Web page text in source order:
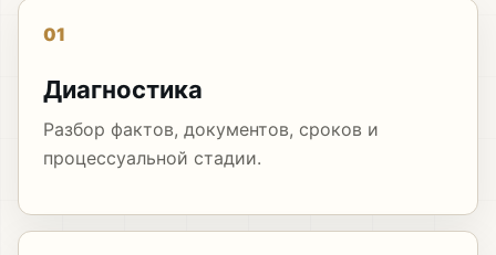
01
Диагностика
Разбор фактов, документов, сроков и
процессуальной стадии.